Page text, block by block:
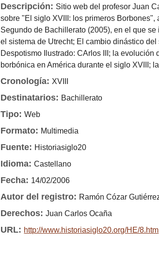
Descripción: Sitio web del profesor Juan
sobre "El siglo XVIII: los primeros
Segundo de Bachillerato (2005), en el que
el sistema de Utrecht; El cambio dinástico
Despotismo Ilustrado: CArlos III; la
borbónica en América durante el siglo XVIII;
Cronología: XVIII
Destinatarios: Bachillerato
Tipo:Web
Formato: Multimedia
Fuente: Historiasiglo20
Idioma:Castellano
Fecha: 14/02/2006
Autor del registro: Ramón Cózar
Derechos:Juan Carlos Ocaña
URL: http://www.historiasiglo20.org/HE/8.htm